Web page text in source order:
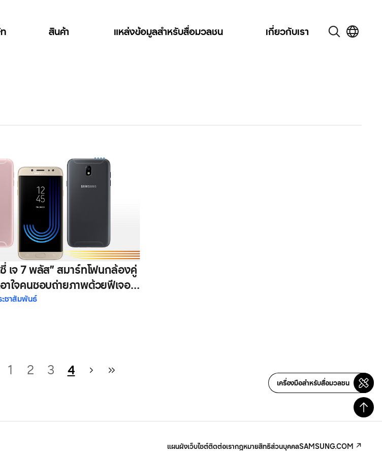
สินค้า แหล่งข้อมูลสำหรับสื่อมวลชน เกี่ยวกับเรา
เจ 7 พลัส” สมาร์ทโฟนกล้องคู่
ละ Live Focus ให้คุณถ่ายภาพ
ะชาสัมพันธ์
1 2 3 4
เครื่องมือสำหรับสื่อมวลชน
แผนผังเว็บไซต์ติดต่อเรากฎหมายสิทธิส่วนบุคคลSAMSUNG.COM